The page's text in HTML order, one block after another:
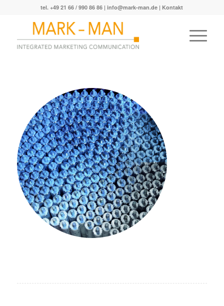
tel. +49 21 66 / 990 86 86 |info@mark-man.de | Kontakt